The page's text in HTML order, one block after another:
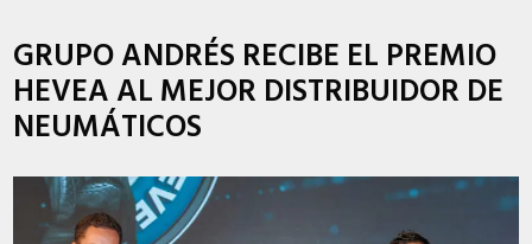
GRUPO ANDRÉS RECIBE EL PREMIO
HEVEA AL MEJOR DISTRIBUIDOR DE
NEUMÁTICOS